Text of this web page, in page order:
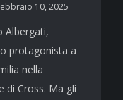
10, 2025
Albergati,
protagonista a
nella
di Cross. Ma gli